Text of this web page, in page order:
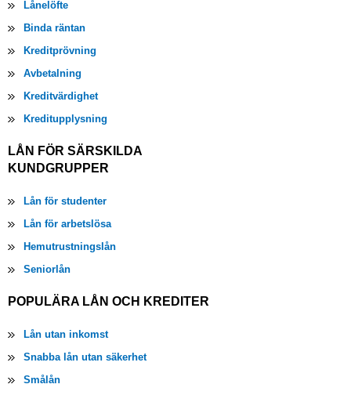
Lånelöfte
Binda räntan
Kreditprövning
Avbetalning
Kreditvärdighet
Kreditupplysning
LÅN FÖR SÄRSKILDA
KUNDGRUPPER
Lån för studenter
Lån för arbetslösa
Hemutrustningslån
Seniorlån
POPULÄRA LÅN OCH KREDITER
Lån utan inkomst
Snabba lån utan säkerhet
Smålån